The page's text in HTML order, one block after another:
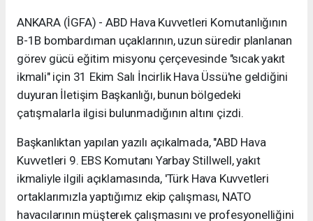
ANKARA (İGFA) - ABD Hava Kuvvetleri Komutanlığının
B-1B bombardıman uçaklarının, uzun süredir planlanan
görev gücü eğitim misyonu çerçevesinde "sıcak yakıt
ikmali" için 31 Ekim Salı İncirlik Hava Üssü'ne geldiğini
duyuran İletişim Başkanlığı, bunun bölgedeki
çatışmalarla ilgisi bulunmadığının altını çizdi.
Başkanlıktan yapılan yazılı açıkalmada, "ABD Hava
Kuvvetleri 9. EBS Komutanı Yarbay Stillwell, yakıt
ikmaliyle ilgili açıklamasında, 'Türk Hava Kuvvetleri
ortaklarımızla yaptığımız ekip çalışması, NATO
havacılarının müşterek çalışmasını ve profesyonelliğini